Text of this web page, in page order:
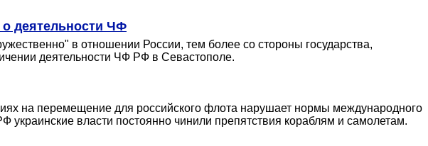
деятельности ЧФ
в отношении России, тем более со стороны государства,
деятельности ЧФ РФ в Севастополе.
на перемещение для российского флота нарушает нормы международного
власти постоянно чинили препятствия кораблям и самолетам.